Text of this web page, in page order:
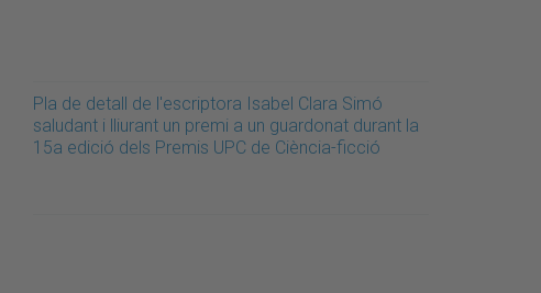
Pla de detall de l'escriptora Isabel Clara Simó
saludant i lliurant un premi a un guardonat durant la
15a edició dels Premis UPC de Ciència-ficció